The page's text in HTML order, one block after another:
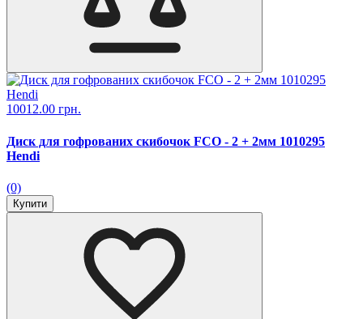
10012.00 грн.
Диск для гофрованих скибочок FCО - 2 + 2мм 1010295
Hendi
(0)
Купити